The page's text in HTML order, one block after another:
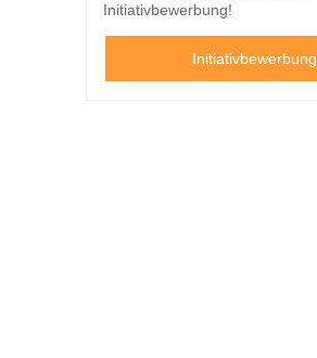
Initiativbewerbung!
Initiativbewerbung